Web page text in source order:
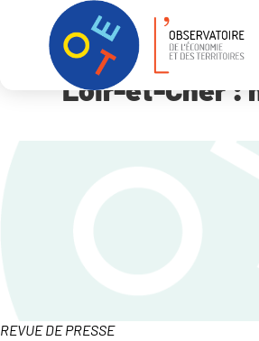
Panneau de gestion des cookies
Qui sommes-nous ?-Revue de
Loir-et-Cher :
REVUE DE PRESSE